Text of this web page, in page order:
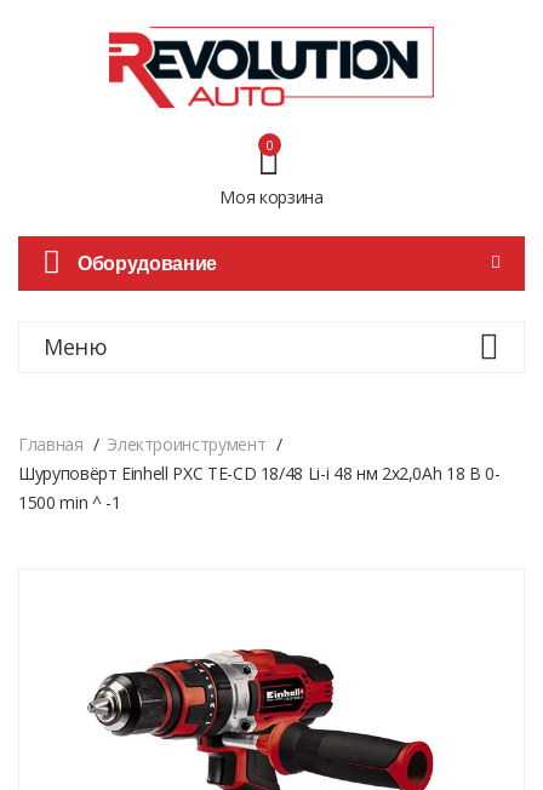
Моя корзина
0
Оборудование
Меню
Главная
Электроинструмент
Шуруповёрт Einhell PXC TE-CD 18/48 Li-i 48 нм 2x2,0Ah 18 В 0-
1500 min ^ -1